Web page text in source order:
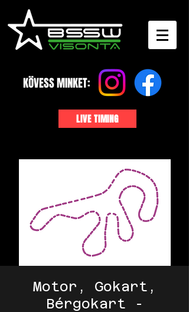
KÖVESS MINKET:
LIVE TIMING
Motor, Gokart,
Bérgokart -